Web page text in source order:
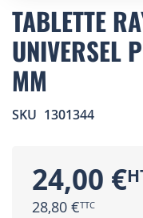
to
the
beginning
of
the
images
TABLETTE
UNIVERSEL
MM
SKU 1301344
24,00 €
28,80 €